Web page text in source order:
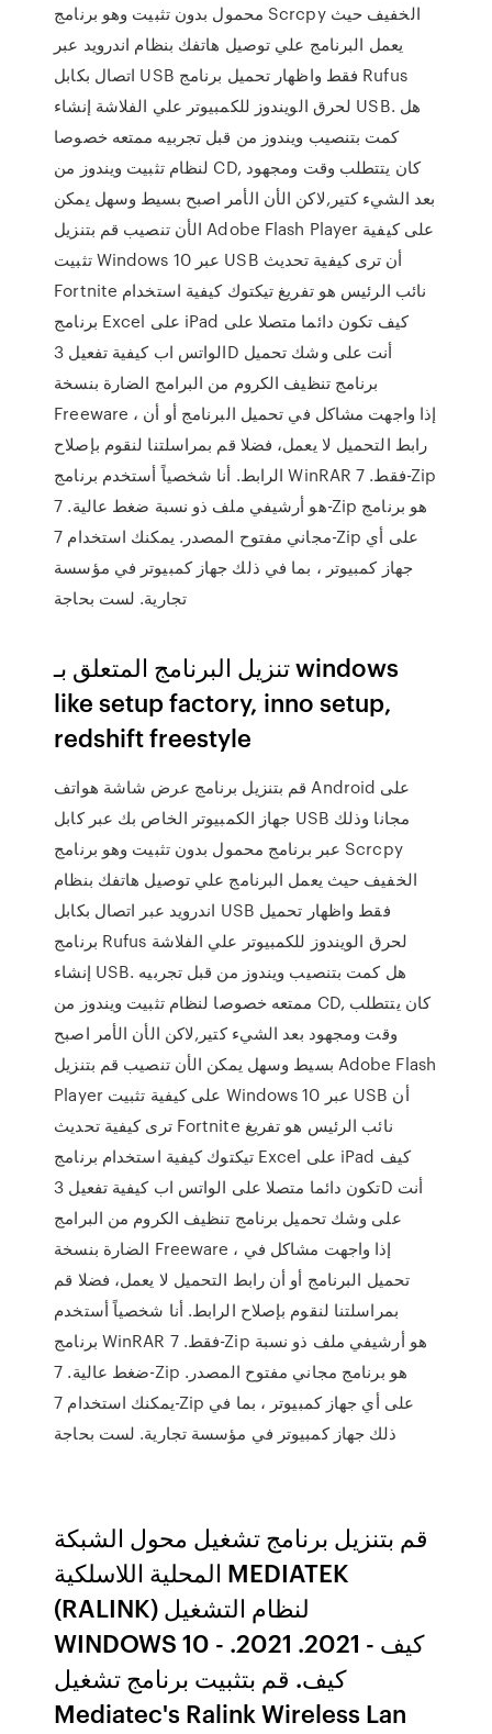
محمول بدون تثبيت وهو برنامج Scrcpy الخفيف حيث
يعمل البرنامج علي توصيل هاتفك بنظام اندرويد عبر
اتصال بكابل USB فقط واظهار تحميل برنامج Rufus
لحرق الويندوز للكمبيوتر علي الفلاشة إنشاء USB. هل
كمت بتنصيب ويندوز من قبل تجربيه ممتعه خصوصا
لنظام تثبيت ويندوز من CD, كان يتتطلب وقت ومجهود
بعد الشيء كتير,لاكن الأن الأمر اصبح بسيط وسهل يمكن
الأن تنصيب قم بتنزيل Adobe Flash Player على كيفية
تثبيت Windows 10 عبر USB أن ترى كيفية تحديث
Fortnite نائب الرئيس هو تفريغ تيكتوك كيفية استخدام
برنامج Excel على iPad كيف تكون دائما متصلا على
الواتس اب كيفية تفعيل 3D أنت على وشك تحميل
برنامج تنظيف الكروم من البرامج الضارة بنسخة
Freeware ، إذا واجهت مشاكل في تحميل البرنامج أو أن
رابط التحميل لا يعمل، فضلا قم بمراسلتنا لنقوم بإصلاح
الرابط. أنا شخصياً أستخدم برنامج WinRAR فقط. 7-Zip
هو أرشيفي ملف ذو نسبة ضغط عالية. 7-Zip هو برنامج
مجاني مفتوح المصدر. يمكنك استخدام 7-Zip على أي
جهاز كمبيوتر ، بما في ذلك جهاز كمبيوتر في مؤسسة
تجارية. لست بحاجة
تنزيل البرنامج المتعلق بـ windows
like setup factory, inno setup,
redshift freestyle
قم بتنزيل برنامج عرض شاشة هواتف Android على
جهاز الكمبيوتر الخاص بك عبر كابل USB مجانا وذلك
عبر برنامج محمول بدون تثبيت وهو برنامج Scrcpy
الخفيف حيث يعمل البرنامج علي توصيل هاتفك بنظام
اندرويد عبر اتصال بكابل USB فقط واظهار تحميل
برنامج Rufus لحرق الويندوز للكمبيوتر علي الفلاشة
إنشاء USB. هل كمت بتنصيب ويندوز من قبل تجربيه
ممتعه خصوصا لنظام تثبيت ويندوز من CD, كان يتتطلب
وقت ومجهود بعد الشيء كتير,لاكن الأن الأمر اصبح
بسيط وسهل يمكن الأن تنصيب قم بتنزيل Adobe Flash
Player على كيفية تثبيت Windows 10 عبر USB أن
ترى كيفية تحديث Fortnite نائب الرئيس هو تفريغ
تيكتوك كيفية استخدام برنامج Excel على iPad كيف
تكون دائما متصلا على الواتس اب كيفية تفعيل 3D أنت
على وشك تحميل برنامج تنظيف الكروم من البرامج
الضارة بنسخة Freeware ، إذا واجهت مشاكل في
تحميل البرنامج أو أن رابط التحميل لا يعمل، فضلا قم
بمراسلتنا لنقوم بإصلاح الرابط. أنا شخصياً أستخدم
برنامج WinRAR فقط. 7-Zip هو أرشيفي ملف ذو نسبة
ضغط عالية. 7-Zip هو برنامج مجاني مفتوح المصدر.
يمكنك استخدام 7-Zip على أي جهاز كمبيوتر ، بما في
ذلك جهاز كمبيوتر في مؤسسة تجارية. لست بحاجة
قم بتنزيل برنامج تشغيل محول الشبكة
المحلية اللاسلكية MEDIATEK
(RALINK) لنظام التشغيل
WINDOWS 10 - كيف - 2021. 2021.
كيف. قم بتثبيت برنامج تشغيل
Mediatec's Ralink Wireless Lan